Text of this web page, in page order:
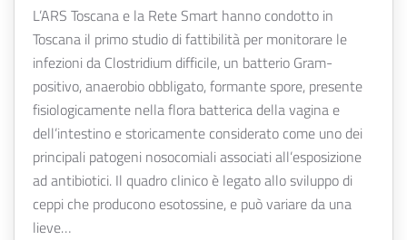
L’ARS Toscana e la Rete Smart hanno condotto in
Toscana il primo studio di fattibilità per monitorare le
infezioni da Clostridium difficile, un batterio Gram-
positivo, anaerobio obbligato, formante spore, presente
fisiologicamente nella flora batterica della vagina e
dell’intestino e storicamente considerato come uno dei
principali patogeni nosocomiali associati all’esposizione
ad antibiotici. Il quadro clinico è legato allo sviluppo di
ceppi che producono esotossine, e può variare da una
lieve…